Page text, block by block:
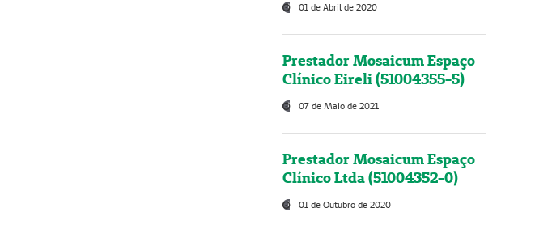
01 de Abril de 2020
Prestador Mosaicum Espaço
Clínico Eireli (51004355-5)
07 de Maio de 2021
Prestador Mosaicum Espaço
Clínico Ltda (51004352-0)
01 de Outubro de 2020